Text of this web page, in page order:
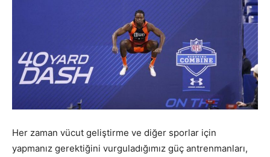
Her zaman vücut geliştirme ve diğer sporlar için
yapmanız gerektiğini vurguladığımız güç antrenmanları,